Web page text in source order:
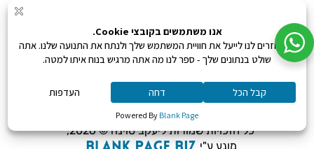
קנייה מאובטחת
כל הזכויות שמורות ליעקב טוינה © 2026,
מונע ע"י